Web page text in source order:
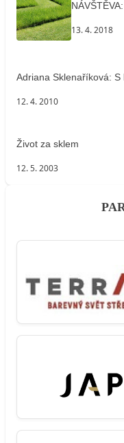
13. 4. 2018
Adriana Sklenaříková:
12. 4. 2010
Život za sklem
12. 5. 2003